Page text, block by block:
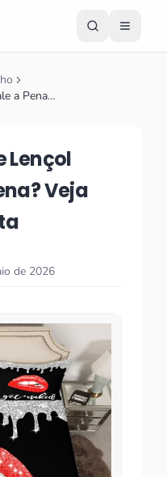
a Pena…
Lençol
Veja
de 2026